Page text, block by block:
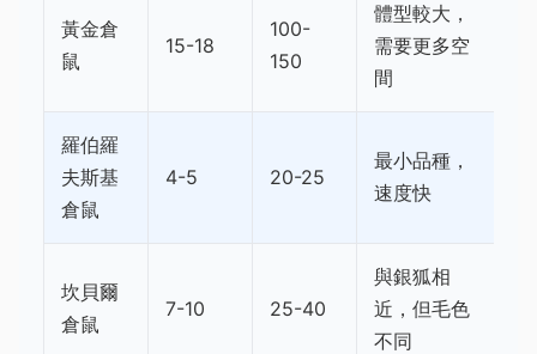
黃金倉
鼠
15-18
100-
150
體型較大，
需要更多空
間
羅伯羅
夫斯基
倉鼠
4-5 20-25
最小品種，
速度快
坎貝爾
倉鼠
7-10 25-40
與銀狐相
近，但毛色
不同